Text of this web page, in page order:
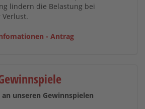
lindern die Belastung bei
Verlust.
- Antrag
unseren Gewinnspielen